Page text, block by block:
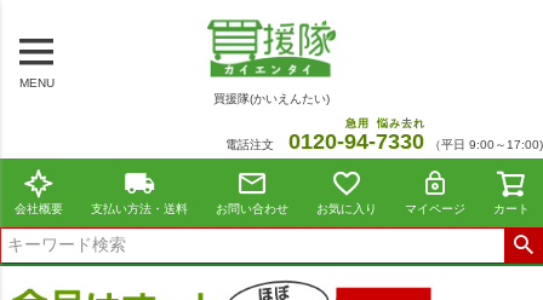
MENU
買援隊(かいえんたい)
電話注文 0120-94
急用
-7330
悩み去れ
（平日 9:00～17:00)
会社概要 支払い方法・送料 お問い合わせ お気に入り マイページ カート